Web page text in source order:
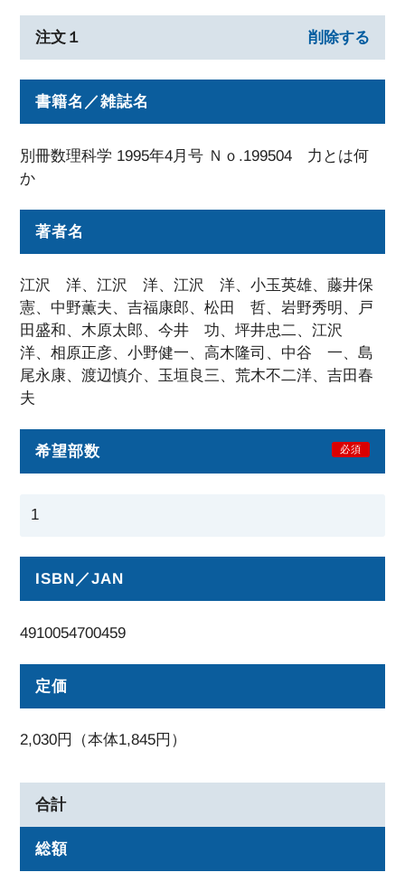
注文１ 削除する
書籍名／雑誌名
別冊数理科学 1995年4月号 Ｎｏ.199504 力とは何
か
著者名
江沢 洋、江沢 洋、江沢 洋、小玉英雄、藤井保
憲、中野薫夫、吉福康郎、松田 哲、岩野秀明、戸
田盛和、木原太郎、今井 功、坪井忠二、江沢
洋、相原正彦、小野健一、高木隆司、中谷 一、島
尾永康、渡辺慎介、玉垣良三、荒木不二洋、吉田春
夫
希望部数 必須
ISBN／JAN
4910054700459
定価
2,030円（本体1,845円）
合計
総額